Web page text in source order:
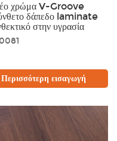
χρώμα V-Groove
δάπεδο laminate
στην υγρασία
Περισσότερη εισαγωγή